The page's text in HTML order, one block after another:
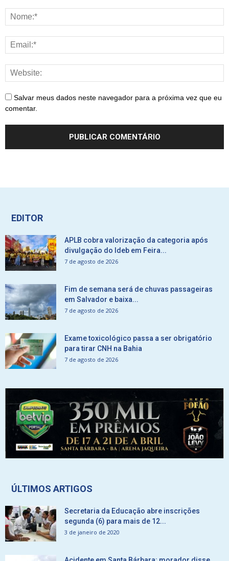
Salvar meus dados neste navegador para a próxima vez que eu
comentar.
EDITOR
APLB cobra valorização da categoria após
divulgação do Ideb em Feira...
7 de agosto de 2026
Fim de semana será de chuvas passageiras
em Salvador e baixa...
7 de agosto de 2026
Exame toxicológico passa a ser obrigatório
para tirar CNH na Bahia
7 de agosto de 2026
ÚLTIMOS ARTIGOS
Secretaria da Educação abre inscrições
segunda (6) para mais de 12...
3 de janeiro de 2020